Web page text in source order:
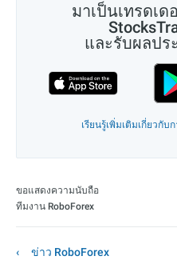
มาเป็นเทรดเด
และรับผลปร
เรียนรู้เพิ่มเติมเกี่ยวกั
ขอแสดงความนับถือ
ทีมงาน RoboForex
ข่าว RoboForex